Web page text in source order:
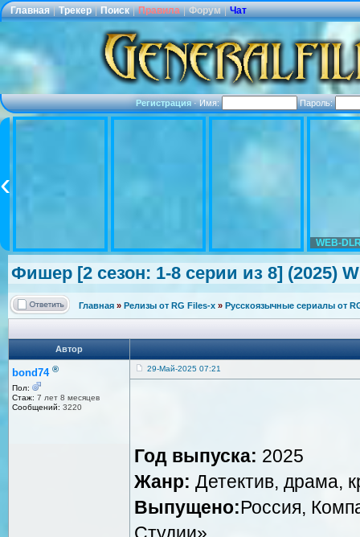
Главная | Трекер | Поиск | Правила | Форум | Чат
Регистрация·Имя: Пароль:
WEB-
Фишер [2 сезон: 1-8 серии из 8] (2025)
Главная » Релизы от RG Files-x » Русскоязычные сериалы от
Автор
bond74 ®
Пол:
Стаж: 7 лет 8 месяцев
Сообщений: 3220
29-Май-2025 07:21
Год выпуска: 2025
Жанр: Детектив, драма,
Выпущено:Россия,